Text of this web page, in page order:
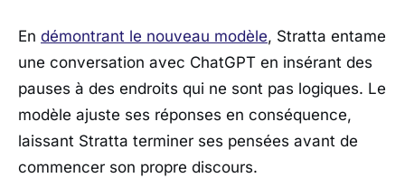
En démontrant le nouveau modèle, Stratta entame
une conversation avec ChatGPT en insérant des
pauses à des endroits qui ne sont pas logiques. Le
modèle ajuste ses réponses en conséquence,
laissant Stratta terminer ses pensées avant de
commencer son propre discours.